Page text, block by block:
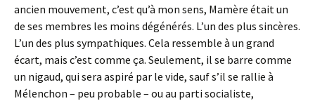
ancien mouvement, c’est qu’à mon sens, Mamère était un
de ses membres les moins dégénérés. L’un des plus sincères.
L’un des plus sympathiques. Cela ressemble à un grand
écart, mais c’est comme ça. Seulement, il se barre comme
un nigaud, qui sera aspiré par le vide, sauf s’il se rallie à
Mélenchon – peu probable – ou au parti socialiste,